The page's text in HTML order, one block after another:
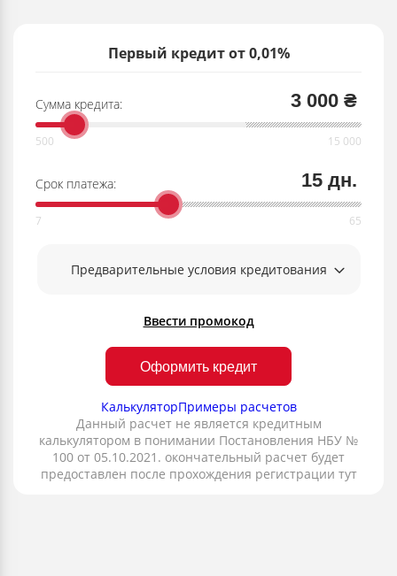
Первый кредит от 0,01%
Сумма кредита: 3 000 ₴
Срок платежа: 15 дн.
Предварительные условия кредитования
Ввести промокод
Оформить кредит
КалькуляторПримеры расчетов
Данный расчет не является кредитным
калькулятором в понимании Постановления НБУ №
100 от 05.10.2021. окончательный расчет будет
предоставлен после прохождения регистрации тут